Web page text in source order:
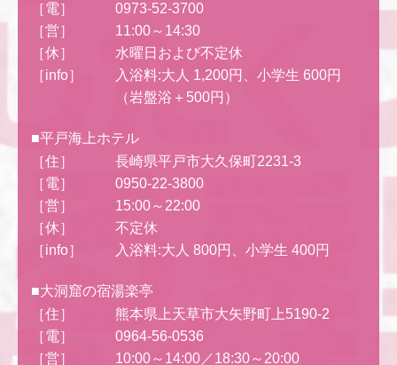
［電］
0973-52-3700
［営］
11:00～14:30
［休］
水曜日および不定休
［info］
入浴料:大人 1,200円、小学生 600円
（岩盤浴＋500円）
■平戸海上ホテル
［住］
長崎県平戸市大久保町2231-3
［電］
0950-22-3800
［営］
15:00～22:00
［休］
不定休
［info］
入浴料:大人 800円、小学生 400円
■大洞窟の宿湯楽亭
［住］
熊本県上天草市大矢野町上5190-2
［電］
0964-56-0536
［営］
10:00～14:00／18:30～20:00